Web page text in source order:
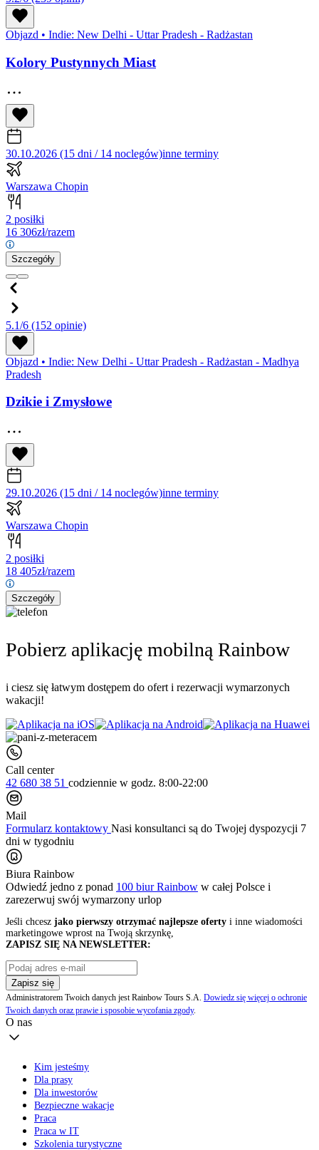
Objazd • Indie: New Delhi - Uttar Pradesh - Radżastan
Kolory Pustynnych Miast
30.10.2026 (15 dni / 14 noclegów)inne terminy
Warszawa Chopin
2 posiłki
16 306zł/razem
Szczegóły
5.1/6 (152 opinie)
Objazd • Indie: New Delhi - Uttar Pradesh - Radżastan - Madhya
Pradesh
Dzikie i Zmysłowe
29.10.2026 (15 dni / 14 noclegów)inne terminy
Warszawa Chopin
2 posiłki
18 405zł/razem
Szczegóły
Pobierz aplikację mobilną Rainbow
i ciesz się łatwym dostępem do ofert i rezerwacji wymarzonych
wakacji!
Call center
42 680 38 51 codziennie w godz. 8:00-22:00
Mail
Formularz kontaktowy Nasi konsultanci są do Twojej dyspozycji 7
dni w tygodniu
Biura Rainbow
Odwiedź jedno z ponad 100 biur Rainbow w całej Polsce i
zarezerwuj swój wymarzony urlop
Jeśli chcesz jako pierwszy otrzymać najlepsze oferty i inne wiadomości
marketingowe wprost na Twoją skrzynkę,
ZAPISZ SIĘ NA NEWSLETTER:
Zapisz się
Administratorem Twoich danych jest Rainbow Tours S.A. Dowiedz się więcej o ochronie
Twoich danych oraz prawie i sposobie wycofania zgody.
O nas
Kim jesteśmy
Dla prasy
Dla inwestorów
Bezpieczne wakacje
Praca
Praca w IT
Szkolenia turystyczne